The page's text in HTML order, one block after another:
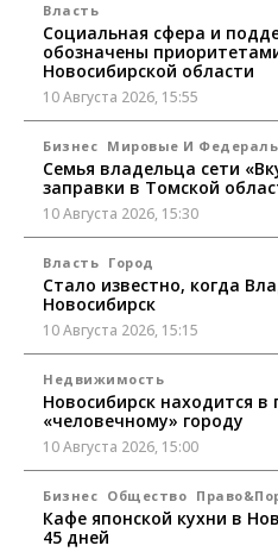
Власть
Социальная сфера и
обозначены
Новосибирской области
10 Августа 2026, 15:55
Бизнес Мировые И
Семья владельца сети
заправки в Томской
10 Августа 2026, 15:30
Власть Город
Стало известно, когда
Новосибирск
10 Августа 2026, 15:15
Недвижимость
Новосибирск находится в
«человечному» городу
10 Августа 2026, 15:00
Бизнес Общество
Кафе японской кухни в
45 дней